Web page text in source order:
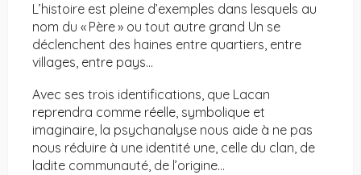
L’histoire est pleine d’exemples dans lesquels au
nom du « Père » ou tout autre grand Un se
déclenchent des haines entre quartiers, entre
villages, entre pays…
Avec ses trois identifications, que Lacan
reprendra comme réelle, symbolique et
imaginaire, la psychanalyse nous aide à ne pas
nous réduire à une identité une, celle du clan, de
ladite communauté, de l’origine…